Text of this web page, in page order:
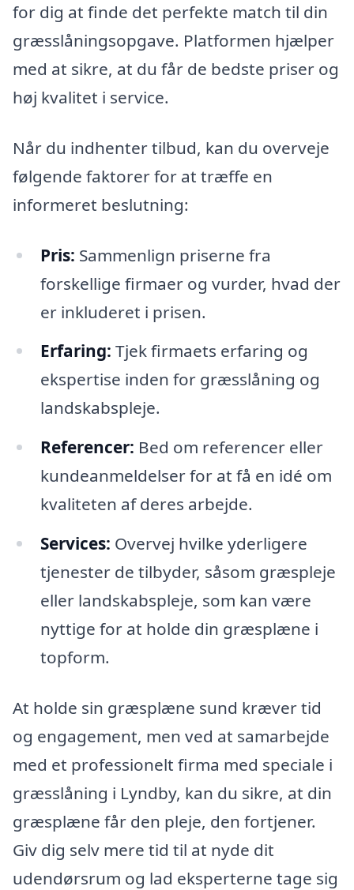
for dig at finde det perfekte match til din
græsslåningsopgave. Platformen hjælper
med at sikre, at du får de bedste priser og
høj kvalitet i service.
Når du indhenter tilbud, kan du overveje
følgende faktorer for at træffe en
informeret beslutning:
Pris: Sammenlign priserne fra
forskellige firmaer og vurder, hvad der
er inkluderet i prisen.
Erfaring: Tjek firmaets erfaring og
ekspertise inden for græsslåning og
landskabspleje.
Referencer: Bed om referencer eller
kundeanmeldelser for at få en idé om
kvaliteten af ​​deres arbejde.
Services: Overvej hvilke yderligere
tjenester de tilbyder, såsom græspleje
eller landskabspleje, som kan være
nyttige for at holde din græsplæne i
topform.
At holde sin græsplæne sund kræver tid
og engagement, men ved at samarbejde
med et professionelt firma med speciale i
græsslåning i Lyndby, kan du sikre, at din
græsplæne får den pleje, den fortjener.
Giv dig selv mere tid til at nyde dit
udendørsrum og lad eksperterne tage sig